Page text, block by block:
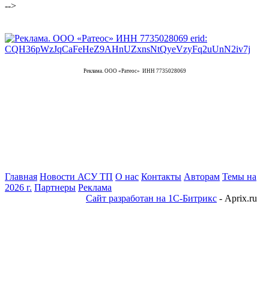
-->
Реклама. ООО «Ратеос» ИНН 7735028069
Главная Новости АСУ ТП О нас Контакты Авторам Темы на
2026 г. Партнеры Реклама
Сайт разработан на 1С-Битрикс - Aprix.ru